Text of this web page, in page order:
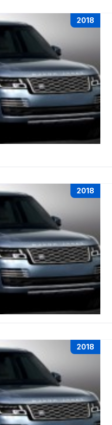
2018
2018
2018